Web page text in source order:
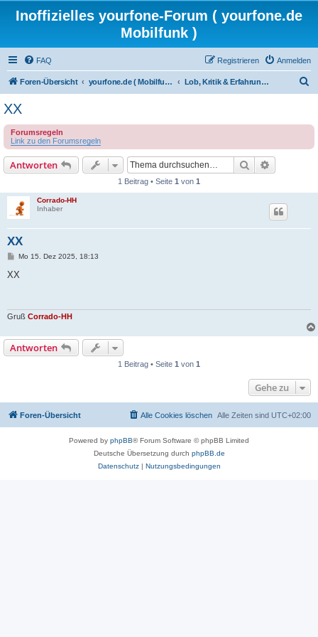
Inoffizielles yourfone-Forum ( yourfone.de
Mobilfunk )
FAQ Anmelden
Registrieren
Foren-Übersicht yourfone.de ( Mobilfunkangebot ) Lob, Kritik & Erfahrungen (Rezensionen)
e
XX
Forumsregeln
Link zu den Forumsregeln
Antworten Suche
1 Beitrag • Seite 1 von 1
Corrado-HH
Inhaber
XX
B
i
Mo 15. Dez 2025, 18:13
XX
Gruß Corrado-HH
Antworten
1 Beitrag • Seite 1 von 1
Gehe zu
Foren-Übersicht Alle Zeiten sind UTC+02:00
Alle Cookies löschen
Powered by phpBB® Forum Software © phpBB Limited
Deutsche Übersetzung durch phpBB.de
Datenschutz| Nutzungsbedingungen